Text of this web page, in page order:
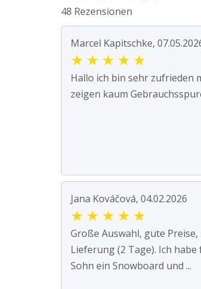
48 Rezensionen
Marcel Kapitschke,
★ ★ ★ ★ ★
Hallo ich bin sehr zufrieden
zeigen kaum
Jana Kováčová, 04.02.2026
★ ★ ★ ★ ★
Große Auswahl, gute Preise,
Lieferung (2 Tage). Ich
Sohn ein Snowboard und ...